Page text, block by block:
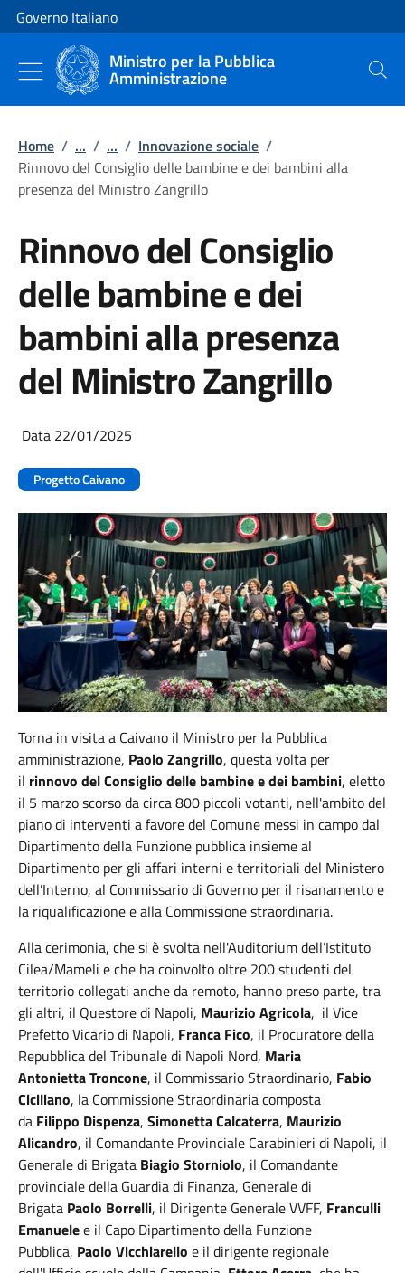
Vai al contenuto
Vai alla navigazione del sito
Governo Italiano
Ministro per la Pubblica
Amministrazione Cerca
Home / ... / ... / Innovazione sociale /
Rinnovo del Consiglio delle bambine e dei bambini alla
presenza del Ministro Zangrillo
Rinnovo del Consiglio
delle bambine e dei
bambini alla presenza
del Ministro Zangrillo
Data 22/01/2025
Progetto Caivano
Torna in visita a Caivano il Ministro per la Pubblica
amministrazione, Paolo Zangrillo, questa volta per
il rinnovo delConsiglio delle bambine e dei bambini, eletto
il 5 marzo scorso da circa 800 piccoli votanti, nell'ambito del
piano di interventi a favore del Comune messi in campo dal
Dipartimento della Funzione pubblica insieme al
Dipartimento per gli affari interni e territoriali del Ministero
dell’Interno, al Commissario di Governo per il risanamento e
la riqualificazione e alla Commissione straordinaria.
Alla cerimonia, che si è svolta nell'Auditorium dell’Istituto
Cilea/Mameli e che ha coinvolto oltre 200 studenti del
territorio collegati anche da remoto, hanno preso parte, tra
gli altri, il Questore di Napoli, Maurizio Agricola, il Vice
Prefetto Vicario di Napoli, Franca Fico, il Procuratore della
Repubblica del Tribunale di Napoli Nord, Maria
AntoniettaTroncone, il Commissario Straordinario, Fabio
Ciciliano, la Commissione Straordinaria composta
da Filippo Dispenza, Simonetta Calcaterra, Maurizio
Alicandro, il Comandante Provinciale Carabinieri di Napoli, il
Generale di Brigata Biagio Storniolo, il Comandante
provinciale della Guardia di Finanza, Generale di
Brigata Paolo Borrelli, il Dirigente Generale VVFF, Franculli
Emanuelee il Capo Dipartimento della Funzione
Pubblica, Paolo Vicchiarello e il dirigente regionale